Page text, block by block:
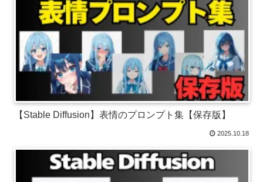
【Stable Diffusion】表情のプロンプト集【保存版】
2025.10.18